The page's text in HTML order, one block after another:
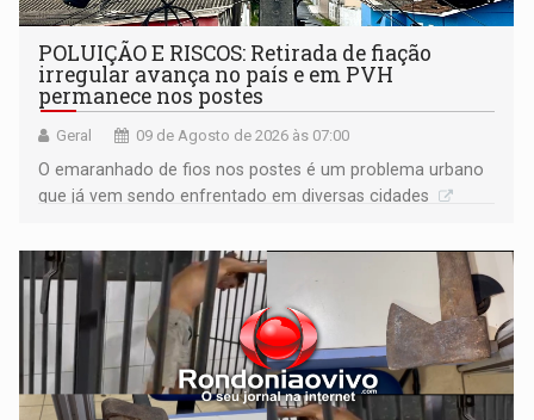
POLUIÇÃO E RISCOS: Retirada de fiação
irregular avança no país e em PVH
permanece nos postes
Geral 09 de Agosto de 2026 às 07:00
O emaranhado de fios nos postes é um problema urbano
que já vem sendo enfrentado em diversas cidades